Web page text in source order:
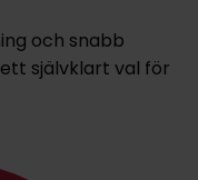
och snabb
självklart val för